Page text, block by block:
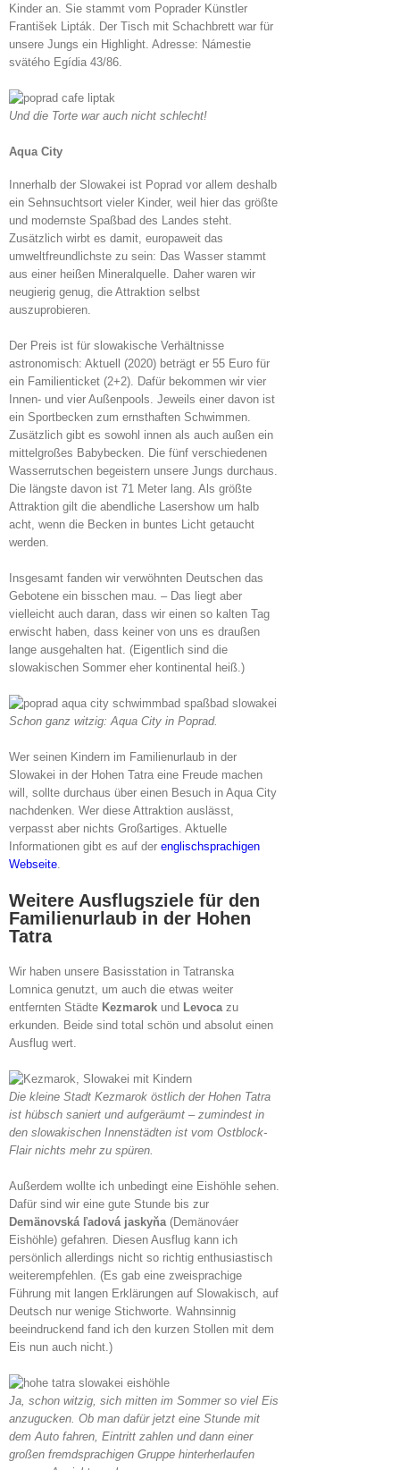
Kinder an. Sie stammt vom Poprader Künstler
František Lipták. Der Tisch mit Schachbrett war für
unsere Jungs ein Highlight. Adresse: Námestie
svätého Egídia 43/86.
Und die Torte war auch nicht schlecht!
Aqua City
Innerhalb der Slowakei ist Poprad vor allem deshalb
ein Sehnsuchtsort vieler Kinder, weil hier das größte
und modernste Spaßbad des Landes steht.
Zusätzlich wirbt es damit, europaweit das
umweltfreundlichste zu sein: Das Wasser stammt
aus einer heißen Mineralquelle. Daher waren wir
neugierig genug, die Attraktion selbst
auszuprobieren.
Der Preis ist für slowakische Verhältnisse
astronomisch: Aktuell (2020) beträgt er 55 Euro für
ein Familienticket (2+2). Dafür bekommen wir vier
Innen- und vier Außenpools. Jeweils einer davon ist
ein Sportbecken zum ernsthaften Schwimmen.
Zusätzlich gibt es sowohl innen als auch außen ein
mittelgroßes Babybecken. Die fünf verschiedenen
Wasserrutschen begeistern unsere Jungs durchaus.
Die längste davon ist 71 Meter lang. Als größte
Attraktion gilt die abendliche Lasershow um halb
acht, wenn die Becken in buntes Licht getaucht
werden.
Insgesamt fanden wir verwöhnten Deutschen das
Gebotene ein bisschen mau. – Das liegt aber
vielleicht auch daran, dass wir einen so kalten Tag
erwischt haben, dass keiner von uns es draußen
lange ausgehalten hat. (Eigentlich sind die
slowakischen Sommer eher kontinental heiß.)
Schon ganz witzig: Aqua City in Poprad.
Wer seinen Kindern im Familienurlaub in der
Slowakei in der Hohen Tatra eine Freude machen
will, sollte durchaus über einen Besuch in Aqua City
nachdenken. Wer diese Attraktion auslässt,
verpasst aber nichts Großartiges. Aktuelle
Informationen gibt es auf der englischsprachigen
Webseite.
Weitere Ausflugsziele für den
Familienurlaub in der Hohen
Tatra
Wir haben unsere Basisstation in Tatranska
Lomnica genutzt, um auch die etwas weiter
entfernten Städte Kezmarok und Levocazu
erkunden. Beide sind total schön und absolut einen
Ausflug wert.
Die kleine Stadt Kezmarok östlich der Hohen Tatra
ist hübsch saniert und aufgeräumt – zumindest in
den slowakischen Innenstädten ist vom Ostblock-
Flair nichts mehr zu spüren.
Außerdem wollte ich unbedingt eine Eishöhle sehen.
Dafür sind wir eine gute Stunde bis zur
Demänovská ľadová jaskyňa(Demänováer
Eishöhle) gefahren. Diesen Ausflug kann ich
persönlich allerdings nicht so richtig enthusiastisch
weiterempfehlen. (Es gab eine zweisprachige
Führung mit langen Erklärungen auf Slowakisch, auf
Deutsch nur wenige Stichworte. Wahnsinnig
beeindruckend fand ich den kurzen Stollen mit dem
Eis nun auch nicht.)
Ja, schon witzig, sich mitten im Sommer so viel Eis
anzugucken. Ob man dafür jetzt eine Stunde mit
dem Auto fahren, Eintritt zahlen und dann einer
großen fremdsprachigen Gruppe hinterherlaufen